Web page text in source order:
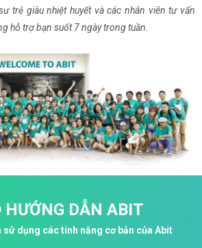
trẻ giàu nhiệt huyết và các nhân viên tư vấn
hỗ trợ bạn suốt 7 ngày trong tuần.
HƯỚNG DẪN ABIT
dụng các tính năng cơ bản của Abit